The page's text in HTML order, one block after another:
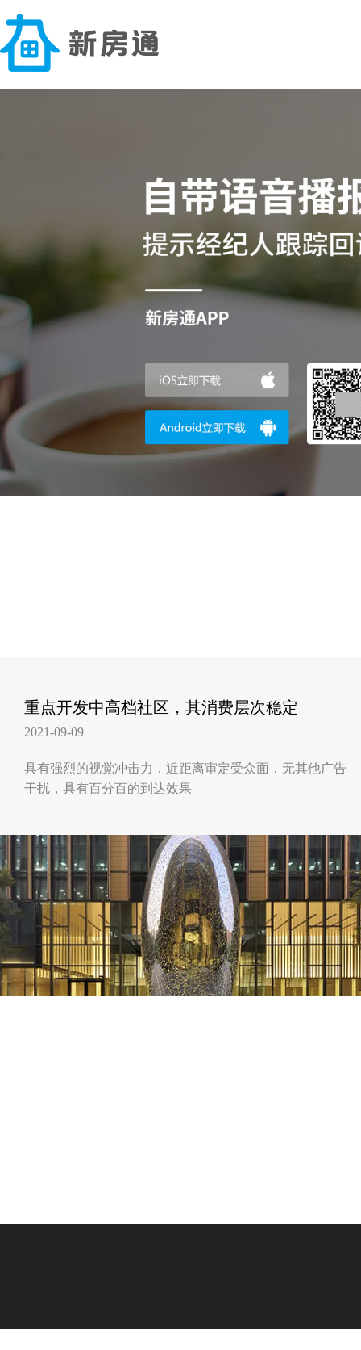
重点开发中高档社区，其消费层次稳定
2021-09-09
具有强烈的视觉冲击力，近距离审定受众面，无其他广告
干扰，具有百分百的到达效果